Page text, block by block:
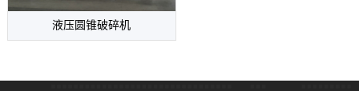
液压圆锥破碎机